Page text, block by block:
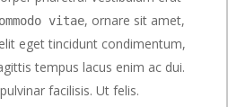
vitae, ornare sit amet,
eget tincidunt condimentum,
tempus lacus enim ac dui.
facilisis. Ut felis.